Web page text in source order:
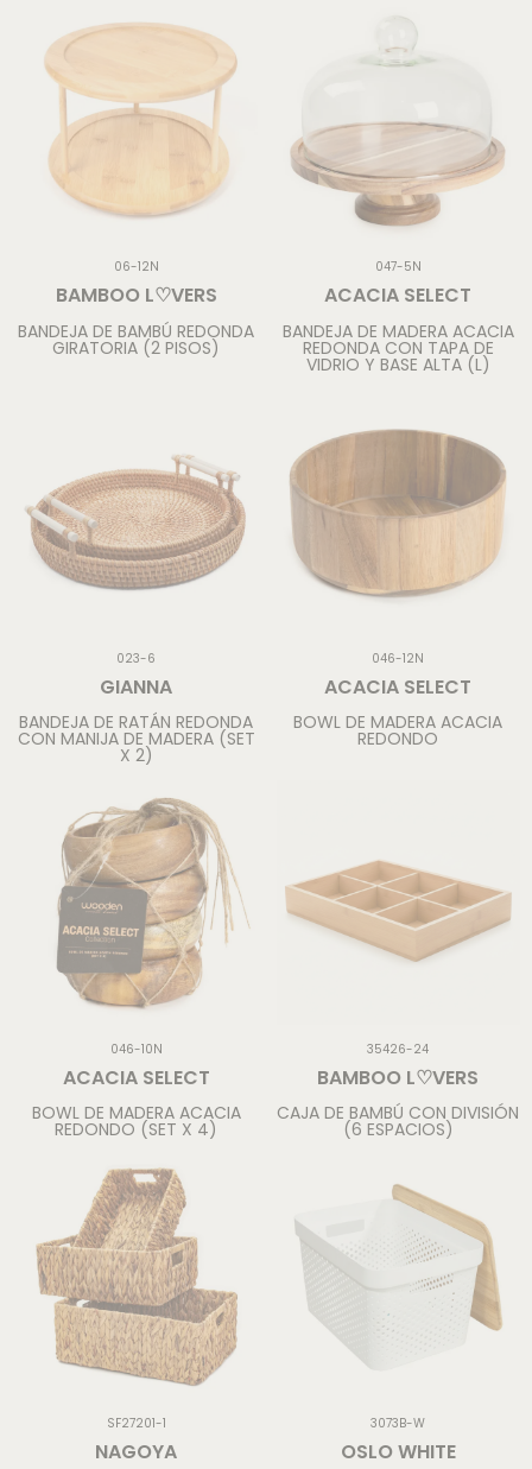
06-12N
BAMBOO L♡VERS
BANDEJA DE BAMBÚ REDONDA
GIRATORIA (2 PISOS)
047-5N
ACACIA SELECT
BANDEJA DE MADERA ACACIA
REDONDA CON TAPA DE
VIDRIO Y BASE ALTA (L)
023-6
GIANNA
BANDEJA DE RATÁN REDONDA
CON MANIJA DE MADERA (SET
X 2)
046-12N
ACACIA SELECT
BOWL DE MADERA ACACIA
REDONDO
046-10N
ACACIA SELECT
BOWL DE MADERA ACACIA
REDONDO (SET X 4)
35426-24
BAMBOO L♡VERS
CAJA DE BAMBÚ CON DIVISIÓN
(6 ESPACIOS)
SF27201-1
NAGOYA
3073B-W
OSLO WHITE